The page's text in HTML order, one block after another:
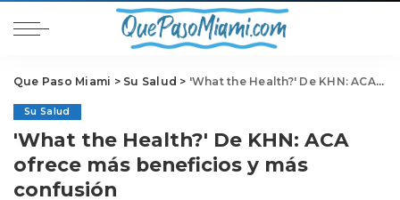
Que Paso Miami > Su Salud > 'What the Health?' De KHN: ACA ofrece más beneficios y más confusión
Su Salud
'What the Health?' De KHN: ACA
ofrece más beneficios y más
confusión